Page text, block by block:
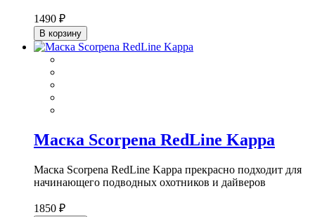
1490 ₽
В корзину
Маска Scorpena RedLine Kappa
Маска Scorpena RedLine Kappa прекрасно подходит для
начинающего подводных охотников и дайверов
1850 ₽